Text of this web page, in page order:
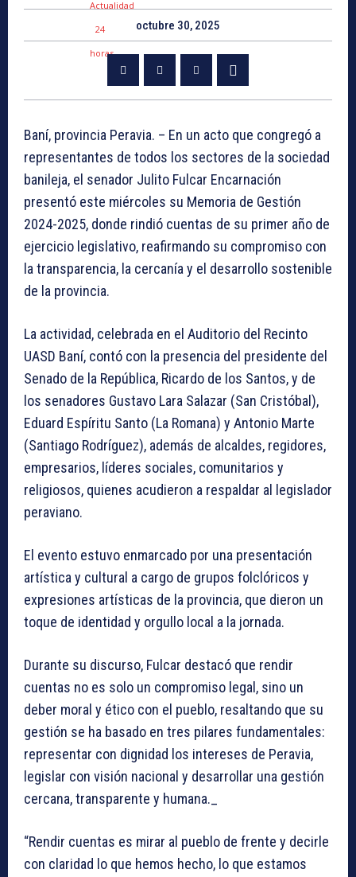
octubre 30, 2025
Baní, provincia Peravia. – En un acto que congregó a
representantes de todos los sectores de la sociedad
banileja, el senador Julito Fulcar Encarnación
presentó este miércoles su Memoria de Gestión
2024-2025, donde rindió cuentas de su primer año de
ejercicio legislativo, reafirmando su compromiso con
la transparencia, la cercanía y el desarrollo sostenible
de la provincia.
La actividad, celebrada en el Auditorio del Recinto
UASD Baní, contó con la presencia del presidente del
Senado de la República, Ricardo de los Santos, y de
los senadores Gustavo Lara Salazar (San Cristóbal),
Eduard Espíritu Santo (La Romana) y Antonio Marte
(Santiago Rodríguez), además de alcaldes, regidores,
empresarios, líderes sociales, comunitarios y
religiosos, quienes acudieron a respaldar al legislador
peraviano.
El evento estuvo enmarcado por una presentación
artística y cultural a cargo de grupos folclóricos y
expresiones artísticas de la provincia, que dieron un
toque de identidad y orgullo local a la jornada.
Durante su discurso, Fulcar destacó que rendir
cuentas no es solo un compromiso legal, sino un
deber moral y ético con el pueblo, resaltando que su
gestión se ha basado en tres pilares fundamentales:
representar con dignidad los intereses de Peravia,
legislar con visión nacional y desarrollar una gestión
cercana, transparente y humana._
“Rendir cuentas es mirar al pueblo de frente y decirle
con claridad lo que hemos hecho, lo que estamos